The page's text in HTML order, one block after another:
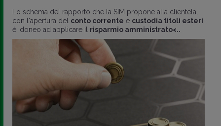
Lo schema del rapporto che la SIM propone alla clientela,
con l'apertura del conto corrente e custodia titoli esteri
è idoneo ad applicare il risparmio amministrato<..